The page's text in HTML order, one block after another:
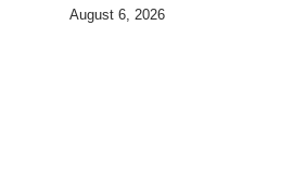
deklarasaun reziliénsia dijitál
August 6, 2026